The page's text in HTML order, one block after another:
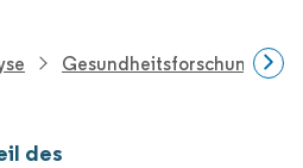
Gesundheitsforschung
des